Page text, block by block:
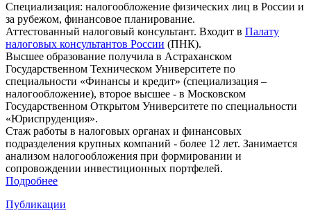
Специализация: налогообложение физических лиц в России и
за рубежом, финансовое планирование.
Аттестованный налоговый консультант. Входит в Палату
налоговых консультантов России (ПНК).
Высшее образование получила в Астраханском
Государственном Техническом Университете по
специальности «Финансы и кредит» (специализация –
налогообложение), второе высшее - в Московском
Государственном Открытом Университете по специальности
«Юриспруденция».
Стаж работы в налоговых органах и финансовых
подразделения крупных компаний - более 12 лет. Занимается
анализом налогообложения при формировании и
сопровождении инвестиционных портфелей.
Подробнее
Публикации